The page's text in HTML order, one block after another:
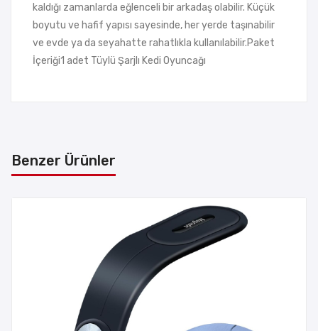
kaldığı zamanlarda eğlenceli bir arkadaş olabilir. Küçük
boyutu ve hafif yapısı sayesinde, her yerde taşınabilir
ve evde ya da seyahatte rahatlıkla kullanılabilir.Paket
İçeriği1 adet Tüylü Şarjlı Kedi Oyuncağı
Benzer Ürünler